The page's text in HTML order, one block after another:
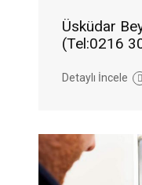
Üsküdar
(Tel:0216
Detaylı İncele